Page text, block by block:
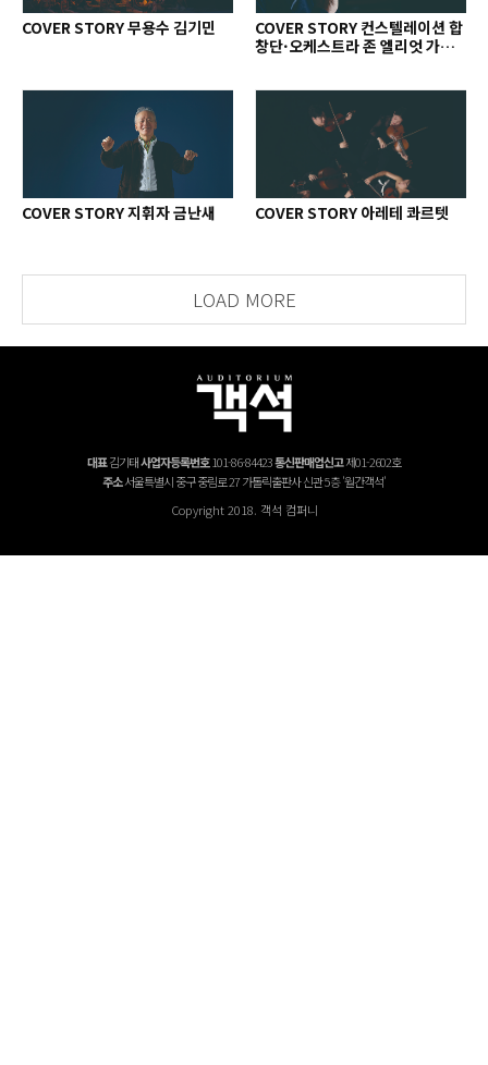
COVER STORY 무용수 김기민
COVER STORY 컨스텔레이션 합
창단·오케스트라 존 엘리엇 가디
COVER STORY 지휘자 금난새 COVER STORY 아레테 콰르텟
LOAD MORE
대표김기태사업자등록번호101-86-84423통신판매업신고제01-2602호
주소서울특별시 중구 중림로 27 가톨릭출판사 신관 5층 '월간객석'
Copyright 2018. 객석 컴퍼니